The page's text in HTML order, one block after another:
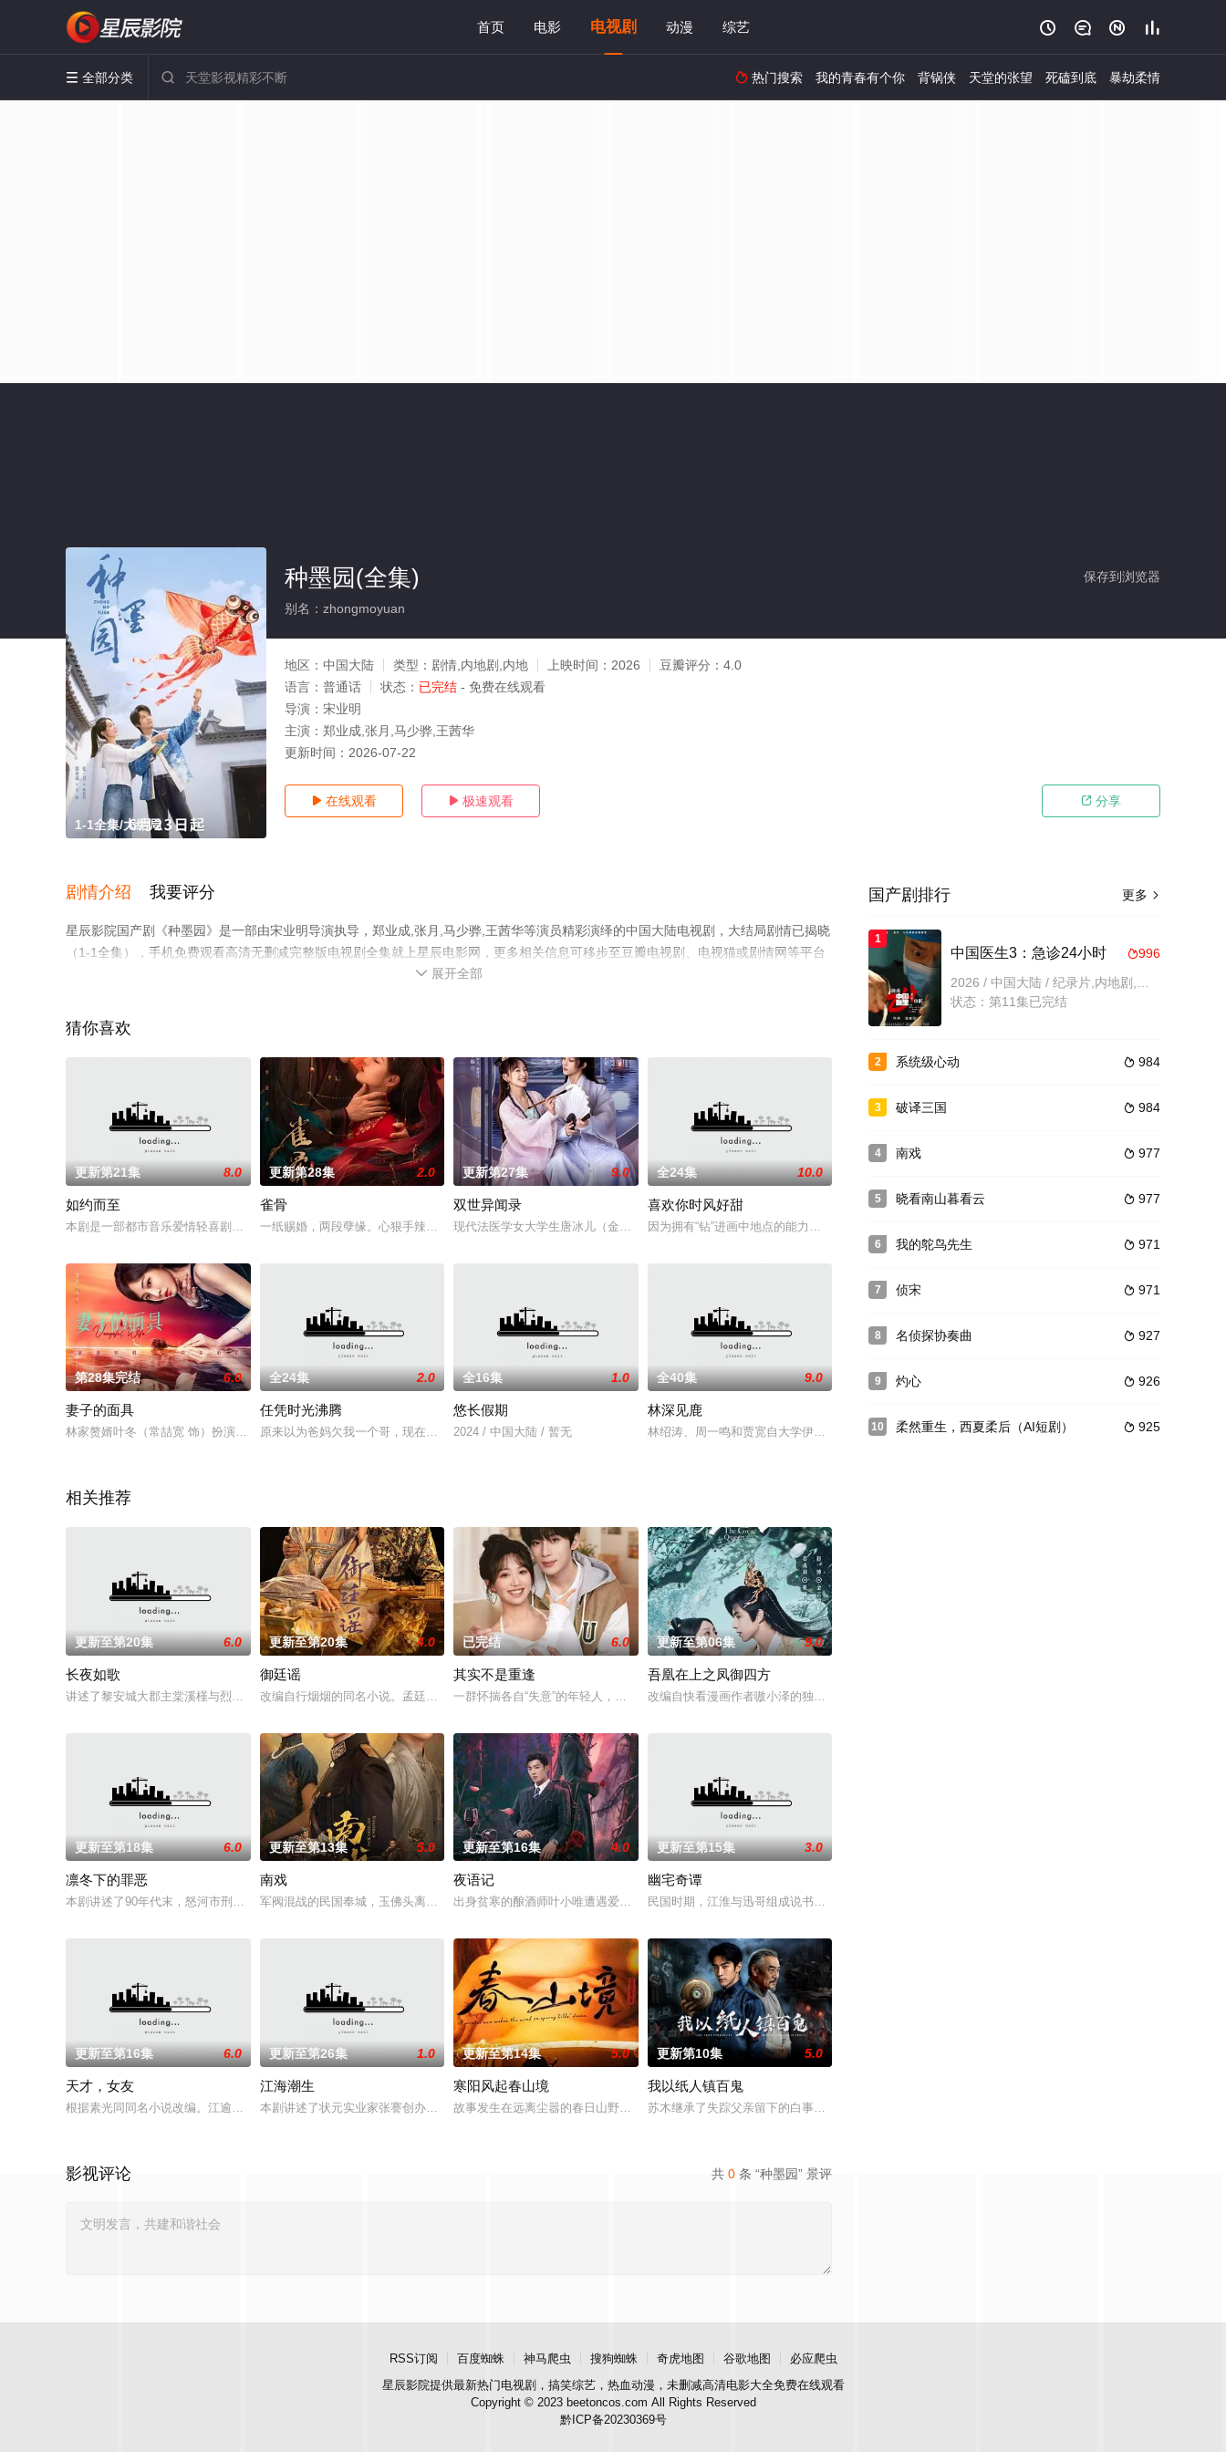
首页 电影 电视剧 动漫 综艺    
 全部分类   热门搜索 我的青春有个你 背锅侠 天堂的张望 死磕到底 暴劫柔情
1-1全集/大结局
保存到浏览器
种墨园(全集)
别名：zhongmoyuan
地区： 中国大陆 类型： 剧情,内地剧,内地 上映时间： 2026 豆瓣评分： 4.0
语言： 普通话 状态： 已完结 - 免费在线观看
导演： 宋业明
主演： 郑业成,张月,马少骅,王茜华
更新时间： 2026-07-22
 在线观看  极速观看  分享
剧情介绍 我要评分
星辰影院国产剧《种墨园》是一部由宋业明导演执导，郑业成,张月,马少骅,王茜华等演员精彩演绎的中国大陆电视剧，大结局剧情已揭晓
（1-1全集），手机免费观看高清无删减完整版电视剧全集就上星辰电影网，更多相关信息可移步至豆瓣电视剧、电视猫或剧情网等平台
 展开全部
猜你喜欢
更新第21集 8.0
如约而至
本剧是一部都市音乐爱情轻喜剧，以音乐剧团为切入点，将一对性格迥异的青年男女联系到一起，讲述了以宁瑾、金禧为首的音乐剧从业者，积极通
更新第28集 2.0
雀骨
一纸赐婚，两段孽缘。心狠手辣的铁面将军强娶财迷机关太傅千金，从契约夫妻到人生合伙人，从猜忌争斗到相爱携手，两个事业批在生死局里互扒
更新第27集 9.0
双世异闻录
现代法医学女大学生唐冰儿（金子璇 饰）意外来到恒国妖妃秦希月身上，利用所学法医知识，拨开迷雾，屡破奇案，和凌轩太子（李俊辰 饰）并
全24集 10.0
喜欢你时风好甜
因为拥有“钻”进画中地点的能力，“异能者”齐勋（高瀚宇饰）每次在使用此种异能时都会头痛难忍，机缘巧合下
第28集完结 6.0
妻子的面具
林家赘婿叶冬（常喆宽 饰）扮演完美丈夫，意图得到林家的一切，妻子林夏（李艺 饰）被其陷害失明，叶冬当着瞎眼妻子的面，堂而皇之与秘书
全24集 2.0
任凭时光沸腾
原来以为爸妈欠我一个哥，现在才发现，全世界欠我一个青梅竹马。从一个澡盆洗澡的“盆友”，到游街串巷鸡飞狗跳的“兄弟”，再到同甘共苦共
全16集 1.0
悠长假期
2024 / 中国大陆 / 暂无
全40集 9.0
林深见鹿
林绍涛、周一鸣和贾宽自大学伊始，便是同窗好友，风雨十数载，如今携手一起迈入了四十岁门槛，在这个重
相关推荐
更新至第20集 6.0
长夜如歌
讲述了黎安城大郡主棠溪槿与烈云峥之间曲折动人的情感，以及他们在复杂局势中坚守初心、勇敢面对困难的爱情故事。通过剧中主人公在成长的道
更新至第20集 4.0
御廷谣
改编自行烟烟的同名小说。孟廷辉，大平王朝有史以来个以女子进士科三元及第入翰林院的奇女子。十年前的她被他从死人堆里救出来，蓬头垢面口
已完结 6.0
其实不是重逢
一群怀揣各自“失意”的年轻人，在沿海小城南安相遇相知，他们决心各展所长创办旅行社。他们以当地的特色人文与美食为引，用真诚与创意打动
更新至第06集 9.0
吾凰在上之凤御四方
改编自快看漫画作者嗷小泽的独家连载漫画《吾凰在上》。
更新至第18集 6.0
凛冬下的罪恶
本剧讲述了90年代末，怒河市刑侦支队在无普及监控、无DNA鉴定技术的支持下，通过摸排、勘查等传统刑侦手段，接连破获数起重案要案的艰
更新至第13集 5.0
南戏
军阀混战的民国奉城，玉佛头离奇失窃，戏班主横尸戏台，将冷血少帅许又安与昆曲名伶荣筱楠推向不死不休的对立绝境。而他们不知，对方正是自
更新至第16集 4.0
夜语记
出身贫寒的酿酒师叶小唯遭遇爱人程桉、恩师林晚媚的双重背叛。她从恨意中涅槃重生，借私生女桑落的身份入住程家。她步步为营，周旋在各怀心
更新至第15集 3.0
幽宅奇谭
民国时期，江淮与迅哥组成说书班子，偶遇“白天人住屋，晚上鬼占房”的阴阳宅，江淮被掳走配“阴婚”。他与
更新至第16集 6.0
天才，女友
根据素光同同名小说改编。江逾白长大以后，林知夏忽然对他说：“江逾白，我喜欢你，哲学和生物学意义上的喜欢。”那个夜晚，他脸颊微热，还
更新至第26集 1.0
江海潮生
本剧讲述了状元实业家张謇创办大生企业，实业报国的故事。甲午战争后，国家蒙羞，张謇虽高中状元，却渴望寻求强国之路。他毅然弃政从商，殚
更新至第14集 5.0
寒阳风起春山境
故事发生在远离尘嚣的春日山野，两个孤独的人因机缘巧合相遇。一人背负过往伤痕，避世居于深山；一人心怀迷茫，于旅途中误入这片山林。在四
更新第10集 5.0
我以纸人镇百鬼
苏木继承了失踪父亲留下的白事馆，本想低调扎纸维生，却因一具流血的新娘纸人卷入了一场跨越十年的惊天
共 0 条 “种墨园” 景评
影视评论
更多 
国产剧排行
1
996
中国医生3：急诊24小时
状态：第11集已完结
2  984
系统级心动
3  984
破译三国
4  977
南戏
5  977
晓看南山暮看云
6  971
我的鸵鸟先生
7  971
侦宋
8  927
名侦探协奏曲
9  926
灼心
10  925
柔然重生，西夏柔后（AI短剧）
RSS订阅 百度蜘蛛 神马爬虫 搜狗蜘蛛 奇虎地图 谷歌地图
必应爬虫
星辰影院提供最新热门电视剧，搞笑综艺，热血动漫，未删减高清电影大全免费在线观看
Copyright © 2023 beetoncos.com All Rights Reserved
黔ICP备20230369号